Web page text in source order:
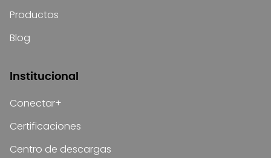
Productos
Blog
Institucional
Conectar+
Certificaciones
Centro de descargas